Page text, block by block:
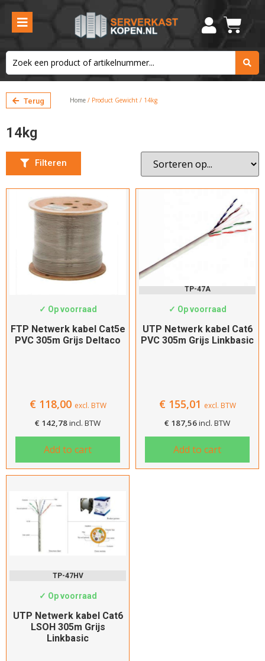
Terug Home / Product Gewicht / 14kg
14kg
Filteren
✓ Op voorraad
FTP Netwerk kabel Cat5e
PVC 305m Grijs Deltaco
€118,00 excl. BTW
€ 142,78incl. BTW
Add to cart
TP-47A
✓ Op voorraad
UTP Netwerk kabel Cat6
PVC 305m Grijs Linkbasic
€155,01 excl. BTW
€ 187,56incl. BTW
Add to cart
TP-47HV
✓ Op voorraad
UTP Netwerk kabel Cat6
LSOH 305m Grijs
Linkbasic
Kleur
Grijs
Filteren